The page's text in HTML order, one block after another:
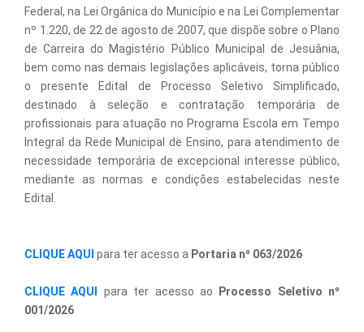
Federal, na Lei Orgânica do Município e na Lei Complementar
nº 1.220, de 22 de agosto de 2007, que dispõe sobre o Plano
de Carreira do Magistério Público Municipal de Jesuânia,
bem como nas demais legislações aplicáveis, torna público
o presente Edital de Processo Seletivo Simplificado,
destinado à seleção e contratação temporária de
profissionais para atuação no Programa Escola em Tempo
Integral da Rede Municipal de Ensino, para atendimento de
necessidade temporária de excepcional interesse público,
mediante as normas e condições estabelecidas neste
Edital.
CLIQUE AQUI para ter acesso a Portaria nº 063/2026
CLIQUE AQUI para ter acesso ao
Processo Seletivo nº
001/2026